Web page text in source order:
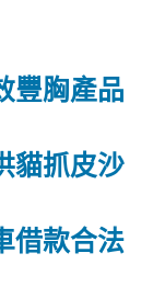
豐胸產品
貓抓皮沙
借款合法